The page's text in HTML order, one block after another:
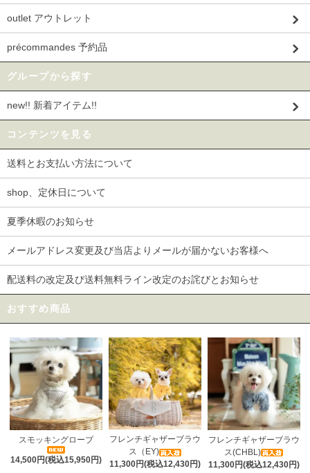
outlet アウトレット
précommandes 予約品
グループから探す
new!! 新着アイテム!!
コンテンツを見る
送料とお支払い方法について
shop、定休日について
夏季休暇のお知らせ
メールアドレス変更及び当店よりメールが届かないお客様へ
配送料の改定及び送料無料ライン改定のお詫びとお知らせ
おすすめ商品
スモッキングローブ
14,500円(税込15,950円)
フレンチギャザーブラウ
ス（EY)
11,300円(税込12,430円)
フレンチギャザーブラウ
ス(CHBL)
11,300円(税込12,430円)